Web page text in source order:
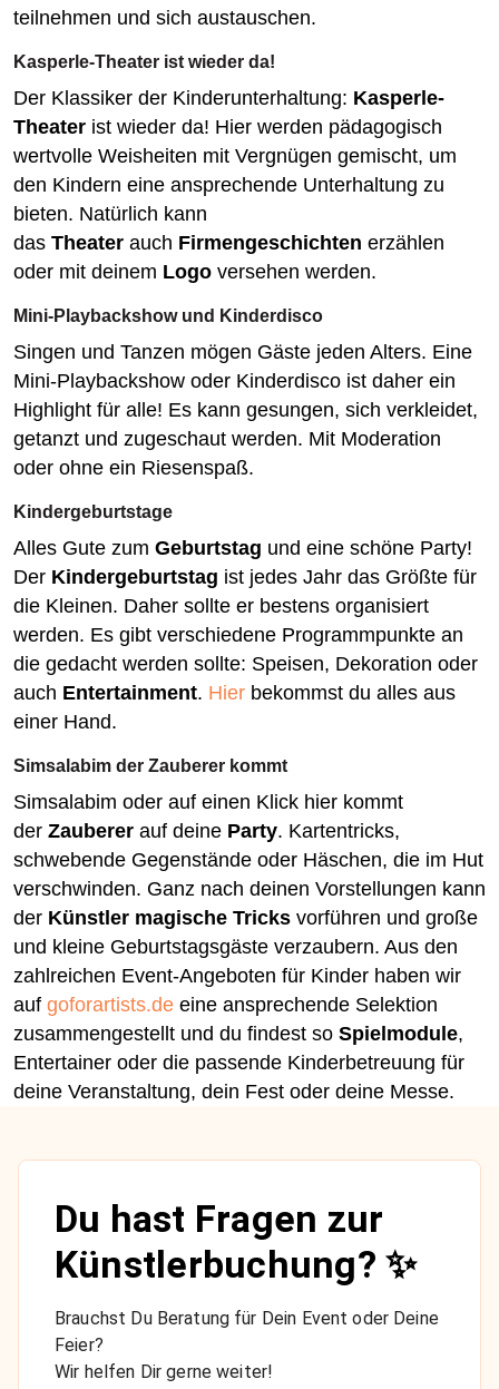
teilnehmen und sich austauschen.
Kasperle-Theater ist wieder da!
Der Klassiker der Kinderunterhaltung: Kasperle-
Theater ist wieder da! Hier werden pädagogisch
wertvolle Weisheiten mit Vergnügen gemischt, um
den Kindern eine ansprechende Unterhaltung zu
bieten. Natürlich kann
das Theater auch Firmengeschichten erzählen
oder mit deinem Logo versehen werden.
Mini-Playbackshow und Kinderdisco
Singen und Tanzen mögen Gäste jeden Alters. Eine
Mini-Playbackshow oder Kinderdisco ist daher ein
Highlight für alle! Es kann gesungen, sich verkleidet,
getanzt und zugeschaut werden. Mit Moderation
oder ohne ein Riesenspaß.
Kindergeburtstage
Alles Gute zum Geburtstag und eine schöne Party!
Der Kindergeburtstag ist jedes Jahr das Größte für
die Kleinen. Daher sollte er bestens organisiert
werden. Es gibt verschiedene Programmpunkte an
die gedacht werden sollte: Speisen, Dekoration oder
auch Entertainment. Hier bekommst du alles aus
einer Hand.
Simsalabim der Zauberer kommt
Simsalabim oder auf einen Klick hier kommt
der Zauberer auf deine Party. Kartentricks,
schwebende Gegenstände oder Häschen, die im Hut
verschwinden. Ganz nach deinen Vorstellungen kann
der Künstler magische Tricks vorführen und große
und kleine Geburtstagsgäste verzaubern. Aus den
zahlreichen Event-Angeboten für Kinder haben wir
auf goforartists.de eine ansprechende Selektion
zusammengestellt und du findest so Spielmodule,
Entertainer oder die passende Kinderbetreuung für
deine Veranstaltung, dein Fest oder deine Messe.
Du hast Fragen zur
Künstlerbuchung? ✨
Brauchst Du Beratung für Dein Event oder Deine
Feier?
Wir helfen Dir gerne weiter!